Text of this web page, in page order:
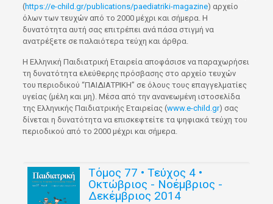
(https://e-child.gr/publications/paediatriki-magazine) αρχείο
όλων των τευχών από το 2000 μέχρι και σήμερα. Η
δυνατότητα αυτή σας επιτρέπει ανά πάσα στιγμή να
ανατρέξετε σε παλαιότερα τεύχη και άρθρα.
Η Ελληνική Παιδιατρική Εταιρεία αποφάσισε να παραχωρήσει
τη δυνατότητα ελεύθερης πρόσβασης στο αρχείο τευχών
του περιοδικού “ΠΑΙΔΙΑΤΡΙΚΗ” σε όλους τους επαγγελματίες
υγείας (μέλη και μη). Μέσα από την ανανεωμένη ιστοσελίδα
της Ελληνικής Παιδιατρικής Εταιρείας (www.e-child.gr) σας
δίνεται η δυνατότητα να επισκεφτείτε τα ψηφιακά τεύχη του
περιοδικού από το 2000 μέχρι και σήμερα.
Τόμος 77 • Τεύχος 4 •
Οκτώβριος - Νοέμβριος -
Δεκέμβριος 2014